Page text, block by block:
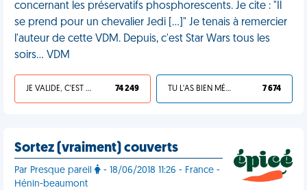
concernant les préservatifs phosphorescents. Je cite : "Il
se prend pour un chevalier Jedi [...]" Je tenais à remercier
l'auteur de cette VDM. Depuis, c'est Star Wars tous les
soirs... VDM
JE VALIDE, C'EST UNE VDM 74 249 TU L'AS BIEN MÉRITÉ 7 674
Sortez (vraiment) couverts
Par Presque pareil
- 18/06/2018 11:26 - France -
Hénin-beaumont